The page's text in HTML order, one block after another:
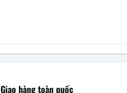
Giao hàng toàn quốc